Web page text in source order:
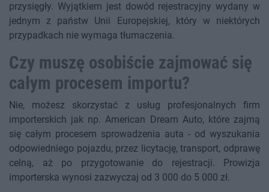
przysięgły. Wyjątkiem jest dowód rejestracyjny wydany w
jednym z państw Unii Europejskiej, który w niektórych
przypadkach nie wymaga tłumaczenia.
Czy muszę osobiście zajmować się
całym procesem importu?
Nie, możesz skorzystać z usług profesjonalnych firm
importerskich jak np. American Dream Auto, które zajmą
się całym procesem sprowadzenia auta - od wyszukania
odpowiedniego pojazdu, przez licytację, transport, odprawę
celną, aż po przygotowanie do rejestracji. Prowizja
importerska wynosi zazwyczaj od 3 000 do 5 000 zł.